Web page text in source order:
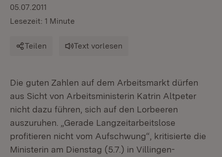
05.07.2011
Lesezeit: 1 Minute
Teilen Text vorlesen
Die guten Zahlen auf dem Arbeitsmarkt dürfen
aus Sicht von Arbeitsministerin Katrin Altpeter
nicht dazu führen, sich auf den Lorbeeren
auszuruhen. „Gerade Langzeitarbeitslose
profitieren nicht vom Aufschwung“, kritisierte die
Ministerin am Dienstag (5.7.) in Villingen-